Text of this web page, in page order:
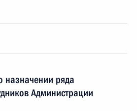
назначении ряда
Администрации